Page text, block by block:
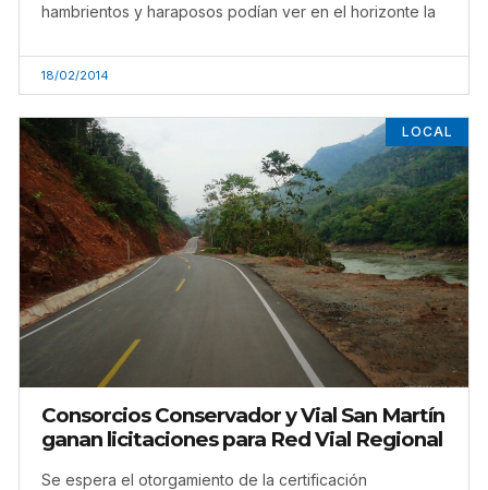
hambrientos y haraposos podían ver en el horizonte la
18/02/2014
LOCAL
Consorcios Conservador y Vial San Martín
ganan licitaciones para Red Vial Regional
Se espera el otorgamiento de la certificación